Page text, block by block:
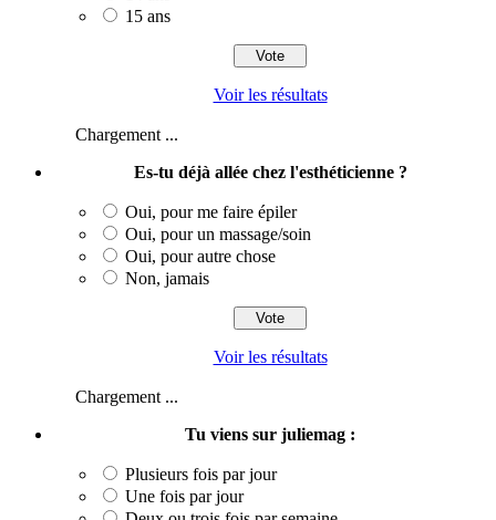
15 ans
Voir les résultats
Chargement ...
Es-tu déjà allée chez l'esthéticienne ?
Oui, pour me faire épiler
Oui, pour un massage/soin
Oui, pour autre chose
Non, jamais
Voir les résultats
Chargement ...
Tu viens sur juliemag :
Plusieurs fois par jour
Une fois par jour